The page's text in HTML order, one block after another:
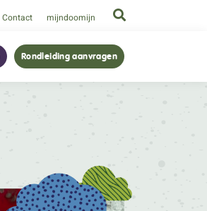
Contact mijndoomijn
Rondleiding aanvragen